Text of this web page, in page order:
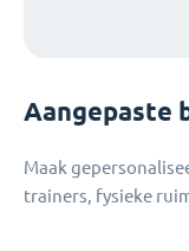
Aangepaste
Maak
trainers, fysieke